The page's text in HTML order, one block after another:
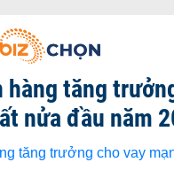
hàng tăng
nửa đầu năm